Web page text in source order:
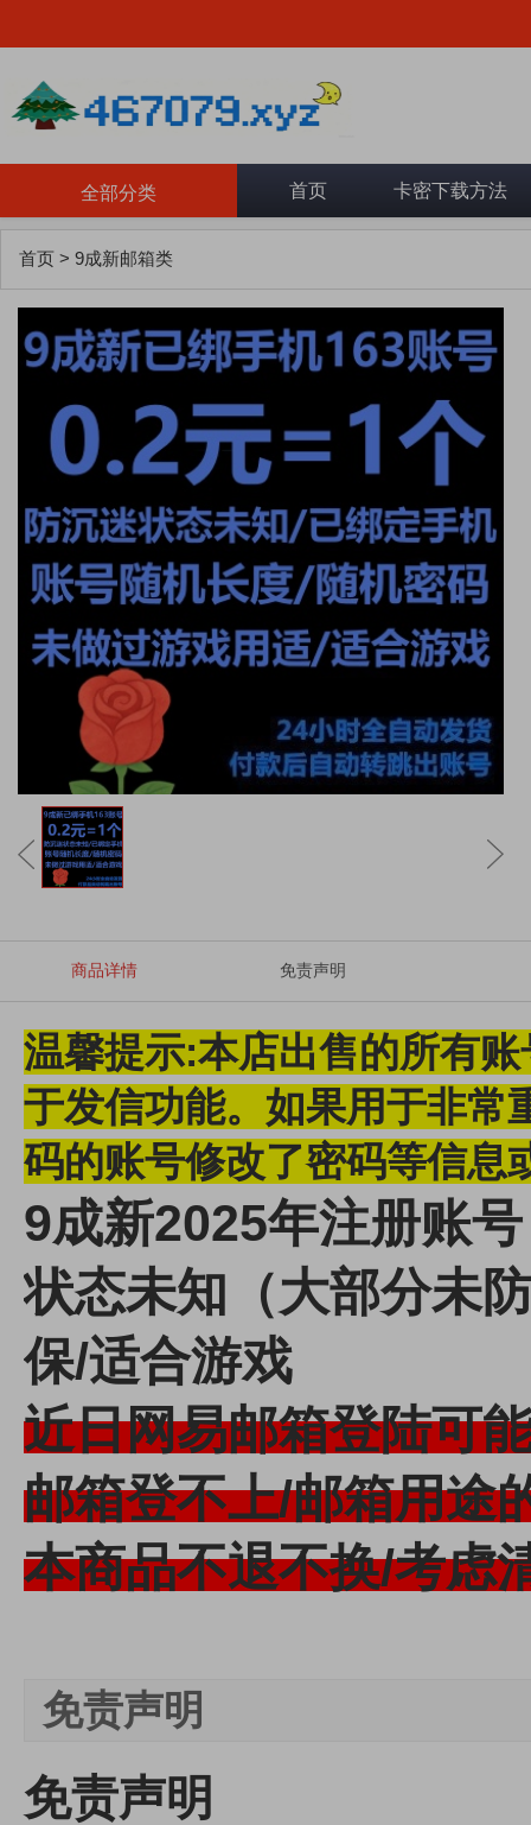
全部分类 首页 卡密下载方法
首页 > 9成新邮箱类
商品详情 免责声明
温馨提示:本店出售的所有
于发信功能。 如果用于非常
码的账号修改了密码等信息
9成新2025年注册账
状态未知（大部分未
保/适合游戏
近日网易邮箱登陆可
邮箱登不上/邮箱用途
本商品不退不换/考虑
免责声明
免责声明